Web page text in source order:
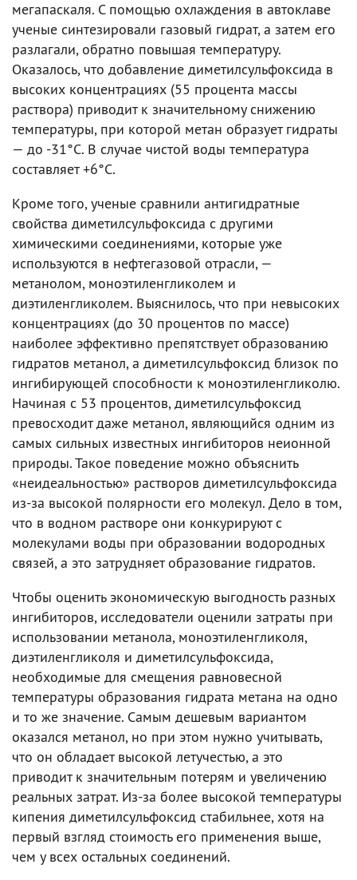
мегапаскаля. С помощью охлаждения в автоклаве
ученые синтезировали газовый гидрат, а затем его
разлагали, обратно повышая температуру.
Оказалось, что добавление диметилсульфоксида в
высоких концентрациях (55 процента массы
раствора) приводит к значительному снижению
температуры, при которой метан образует гидраты
— до -31°С. В случае чистой воды температура
составляет +6°С.
Кроме того, ученые сравнили антигидратные
свойства диметилсульфоксида с другими
химическими соединениями, которые уже
используются в нефтегазовой отрасли, —
метанолом, моноэтиленгликолем и
диэтиленгликолем. Выяснилось, что при невысоких
концентрациях (до 30 процентов по массе)
наиболее эффективно препятствует образованию
гидратов метанол, а диметилсульфоксид близок по
ингибирующей способности к моноэтиленгликолю.
Начиная с 53 процентов, диметилсульфоксид
превосходит даже метанол, являющийся одним из
самых сильных известных ингибиторов неионной
природы. Такое поведение можно объяснить
«неидеальностью» растворов диметилсульфоксида
из-за высокой полярности его молекул. Дело в том,
что в водном растворе они конкурируют с
молекулами воды при образовании водородных
связей, а это затрудняет образование гидратов.
Чтобы оценить экономическую выгодность разных
ингибиторов, исследователи оценили затраты при
использовании метанола, моноэтиленгликоля,
диэтиленгликоля и диметилсульфоксида,
необходимые для смещения равновесной
температуры образования гидрата метана на одно
и то же значение. Самым дешевым вариантом
оказался метанол, но при этом нужно учитывать,
что он обладает высокой летучестью, а это
приводит к значительным потерям и увеличению
реальных затрат. Из-за более высокой температуры
кипения диметилсульфоксид стабильнее, хотя на
первый взгляд стоимость его применения выше,
чем у всех остальных соединений.